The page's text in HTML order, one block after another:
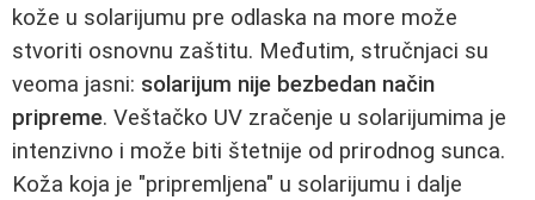
kože u solarijumu pre odlaska na more može
stvoriti osnovnu zaštitu. Međutim, stručnjaci su
veoma jasni: solarijum nije bezbedan način
pripreme. Veštačko UV zračenje u solarijumima je
intenzivno i može biti štetnije od prirodnog sunca.
Koža koja je "pripremljena" u solarijumu i dalje